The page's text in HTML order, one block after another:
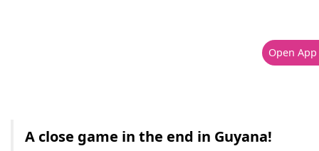
A close game in the end in Guyana!
Open App